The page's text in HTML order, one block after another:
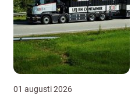
01 augusti 2026